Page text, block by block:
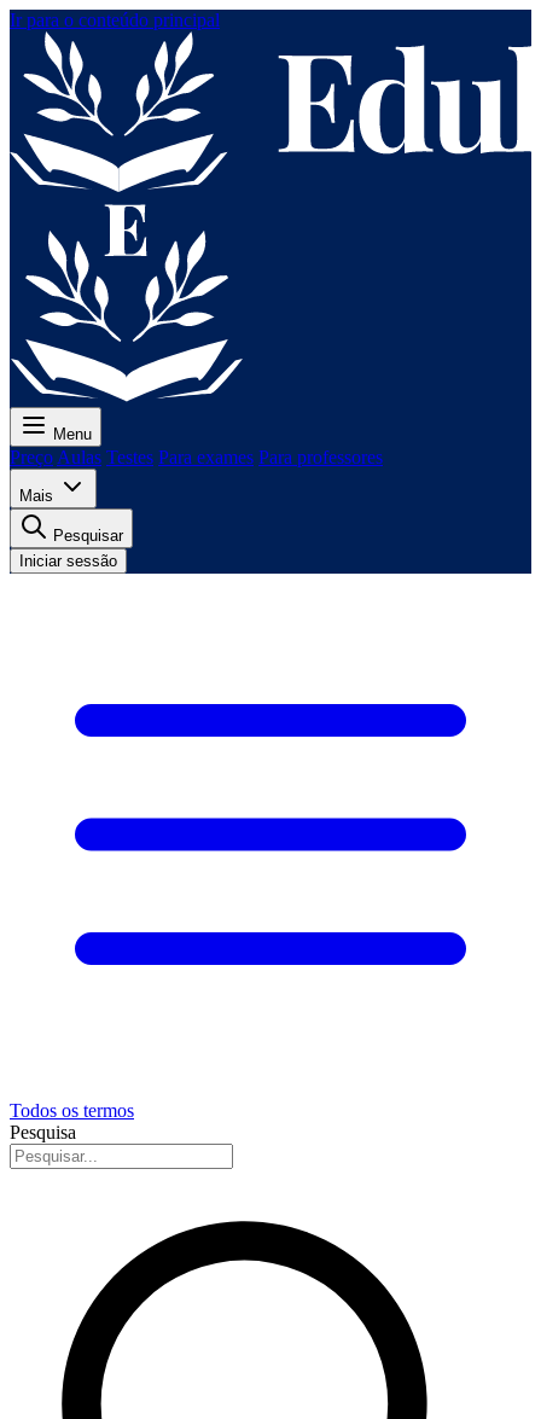
Ir para o conteúdo principal
Menu
Preço Aulas Testes Para exames Para professores
Mais
Pesquisar
Iniciar sessão
Todos os termos
Pesquisa